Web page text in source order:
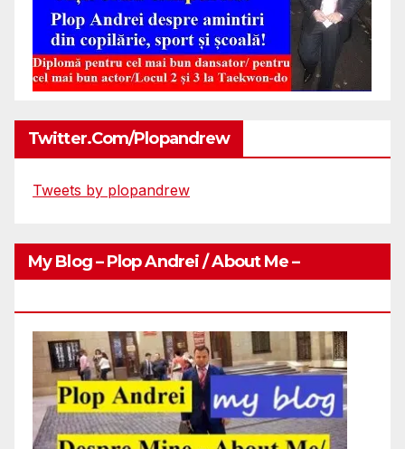
Twitter.com/plopandrew
Tweets by plopandrew
My Blog – Plop Andrei / About Me –